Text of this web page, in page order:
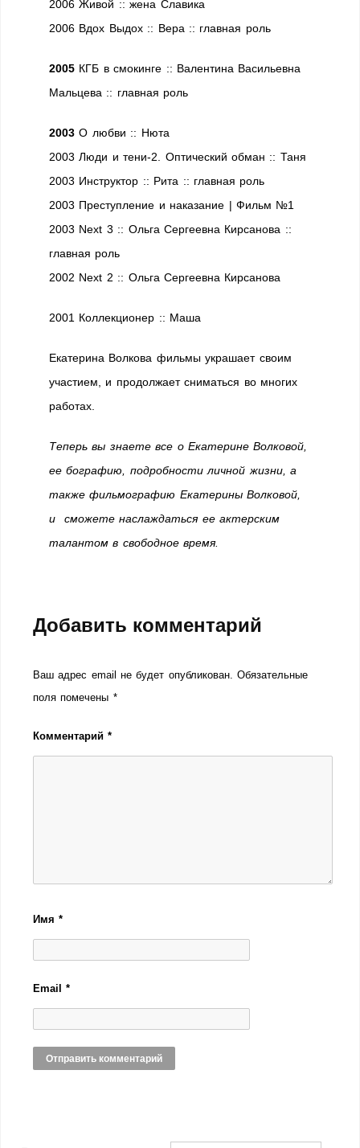
2006 Живой :: жена Славика
2006 Вдох Выдох :: Вера :: главная роль
2005 КГБ в смокинге :: Валентина Васильевна
Мальцева :: главная роль
2003 О любви :: Нюта
2003 Люди и тени-2. Оптический обман :: Таня
2003 Инструктор :: Рита :: главная роль
2003 Преступление и наказание | Фильм №1
2003 Next 3 :: Ольга Сергеевна Кирсанова ::
главная роль
2002 Next 2 :: Ольга Сергеевна Кирсанова
2001 Коллекционер :: Маша
Екатерина Волкова фильмы украшает своим
участием, и продолжает сниматься во многих
работах.
Теперь вы знаете все о Екатерине Волковой,
ее бографию, подробности личной жизни, а
также фильмографию Екатерины Волковой,
и сможете наслаждаться ее актерским
талантом в свободное время.
Добавить комментарий
Ваш адрес email не будет опубликован. Обязательные
поля помечены *
Комментарий*
Имя*
Email*